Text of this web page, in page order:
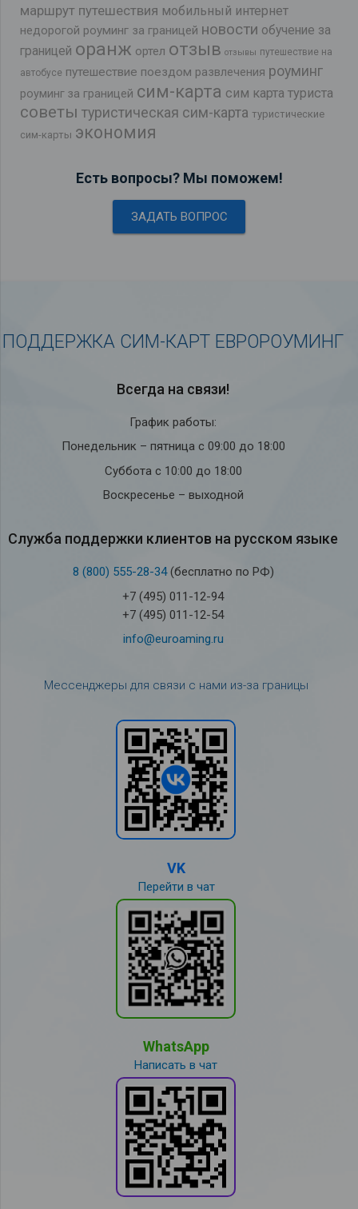
маршрут путешествия мобильный интернет
недорогой роуминг за границей новости обучение за
границей оранж ортел отзыв отзывы путешествие на
автобусе путешествие поездом развлечения роуминг
роуминг за границей сим-карта сим карта туриста
советы туристическая сим-карта туристические
сим-карты экономия
Есть вопросы? Мы поможем!
ЗАДАТЬ ВОПРОС
ПОДДЕРЖКА СИМ-КАРТ ЕВРОРОУМИНГ
Всегда на связи!
График работы:
Понедельник – пятница с 09:00 до 18:00
Суббота с 10:00 до 18:00
Воскресенье – выходной
Служба под­держки кли­ен­тов на рус­ском языке
8 (800) 555-28-34(бесплатно по РФ)
+7 (495) 011-12-94
+7 (495) 011-12-54
info@euroaming.ru
Мессенджеры для связи с нами из-за границы
VK
Перейти в чат
WhatsApp
Написать в чат